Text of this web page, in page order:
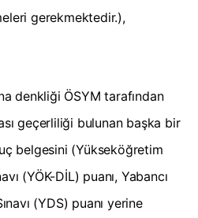
gerekmektedir.),
denkliği ÖSYM tarafından
geçerliliği bulunan başka bir
belgesini (Yükseköğretim
(YÖK-DİL) puanı, Yabancı
(YDS) puanı yerine